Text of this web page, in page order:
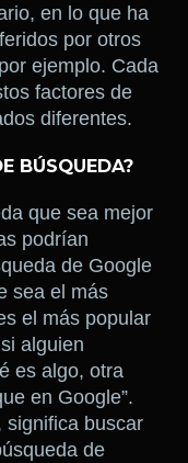
en lo que ha
por otros
ejemplo. Cada
factores de
diferentes.
BÚSQUEDA?
que sea mejor
podrían
de Google
sea el más
el más popular
alguien
es algo, otra
en Google”.
significa buscar
de